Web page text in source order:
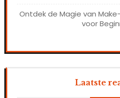
Ontdek de Magie van
voor
Laatste